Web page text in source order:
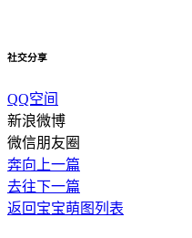
社交分享
QQ空间
新浪微博
微信朋友圈
奔向上一篇
去往下一篇
返回宝宝萌图列表